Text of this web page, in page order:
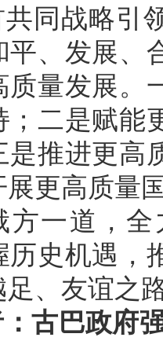
同战略引
平、发展、
质量发展。
；二是赋能
是推进更高
更高质量
方一道，
历史机遇，
、友谊之
古巴政府